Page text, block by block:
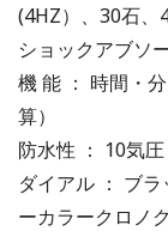
(4HZ）、30石、
ショックアブソ
機 能 ： 時間・
算）
防水性 ： 10気圧
ダイアル ： ブ
ーカラークロノ